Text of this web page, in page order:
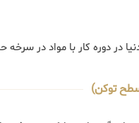
در دوره کار با مواد در سرخه
(سطح توکن)